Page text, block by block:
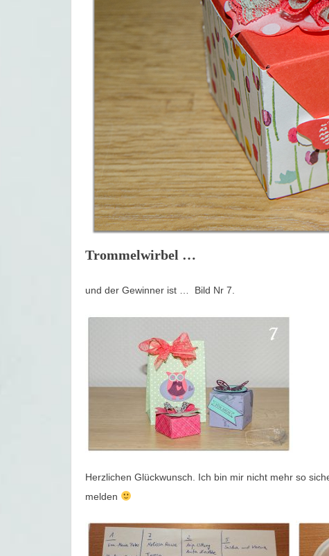
Trommelwirbel …
und der Gewinner ist … Bild Nr 7.
Herzlichen Glückwunsch. Ich bin mir nicht mehr so
melden